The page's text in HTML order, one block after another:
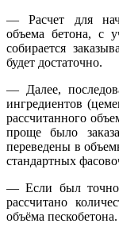
— Расчет для
объема бетона, с
собирается
будет достаточно.
— Далее,
ингредиентов
рассчитанного
проще было
переведены в
стандартных
— Если был точно
рассчитано
объёма пескобетона.